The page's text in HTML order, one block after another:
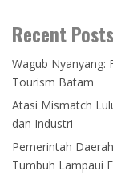
Recent Posts
Wagub Nyanyang:
Tourism Batam
Atasi Mismatch
dan Industri
Pemerintah
Tumbuh Lampaui